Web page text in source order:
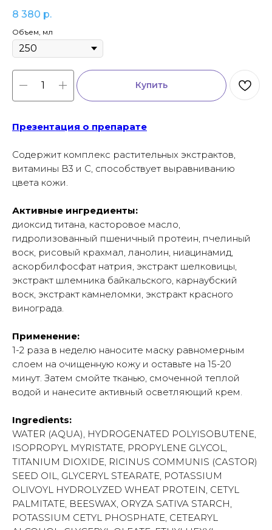
8 380 р.
Объем, мл
Купить
Презентация о препарате
Содержит комплекс растительных экстрактов,
витамины В3 и С, способствует выравниванию
цвета кожи.
Активные ингредиенты:
диоксид титана, касторовое масло,
гидролизованный пшеничный протеин, пчелиный
воск, рисовый крахмал, ланолин, ниацинамид,
аскорбилфосфат натрия, экстракт шелковицы,
экстракт шлемника байкальского, карнаубский
воск, экстракт камнеломки, экстракт красного
винограда.
Применение:
1-2 раза в неделю наносите маску равномерным
слоем на очищенную кожу и оставьте на 15-20
минут. Затем смойте тканью, смоченной теплой
водой и нанесите активный осветляющий крем.
Ingredients:
WATER (AQUA), HYDROGENATED POLYISOBUTENE,
ISOPROPYL MYRISTATE, PROPYLENE GLYCOL,
TITANIUM DIOXIDE, RICINUS COMMUNIS (CASTOR)
SEED OIL, GLYCERYL STEARATE, POTASSIUM
OLIVOYL HYDROLYZED WHEAT PROTEIN, CETYL
PALMITATE, BEESWAX, ORYZA SATIVA STARCH,
POTASSIUM CETYL PHOSPHATE, CETEARYL